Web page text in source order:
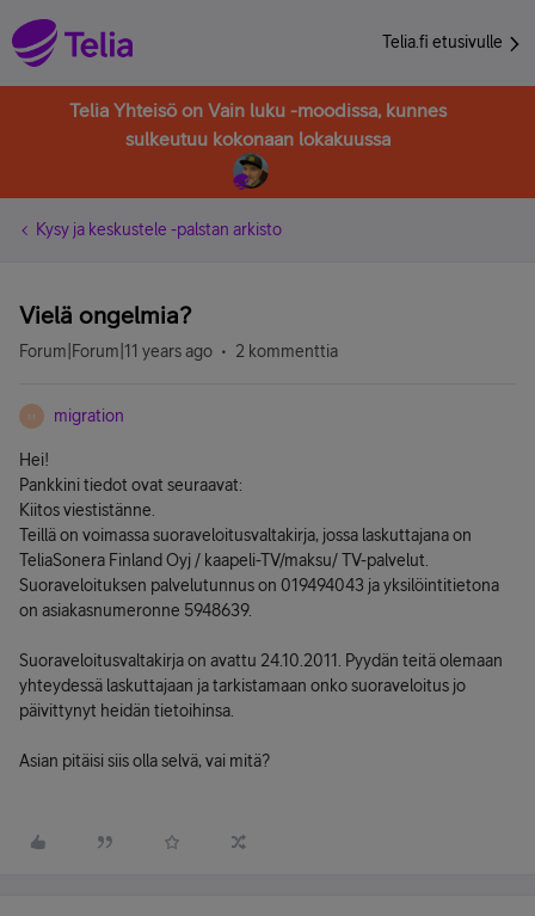
Telia.fi etusivulle
Telia Yhteisö on Vain luku -moodissa, kunnes
sulkeutuu kokonaan lokakuussa
Kysy ja keskustele -palstan arkisto
Vielä ongelmia?
Forum|Forum|11 years ago 2 kommenttia
M migration
Hei!
Pankkini tiedot ovat seuraavat:
Kiitos viestistänne.
Teillä on voimassa suoraveloitusvaltakirja, jossa laskuttajana on
TeliaSonera Finland Oyj / kaapeli-TV/maksu/ TV-palvelut.
Suoraveloituksen palvelutunnus on 019494043 ja yksilöintitietona
on asiakasnumeronne 5948639.
Suoraveloitusvaltakirja on avattu 24.10.2011. Pyydän teitä olemaan
yhteydessä laskuttajaan ja tarkistamaan onko suoraveloitus jo
päivittynyt heidän tietoihinsa.
Asian pitäisi siis olla selvä, vai mitä?